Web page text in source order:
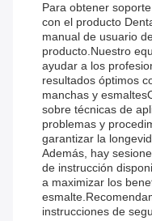
Para obtener
con el producto
manual de usuario
producto.Nuestro
ayudar a los
resultados óptimos
manchas y
sobre técnicas de
problemas y
garantizar la
Además, hay
de instrucción
a maximizar los
instrucciones de